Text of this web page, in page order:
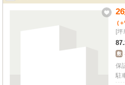
26
(＋
[坪
敷
保
駐